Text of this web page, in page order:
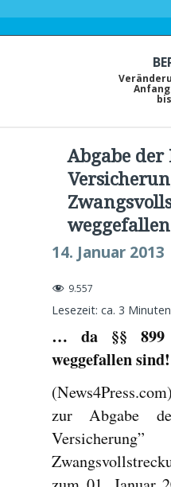
Abgabe
14. Januar 2013
9.557
Lesezeit: ca. 3 Minuten
… da §§ 899
weggefallen sind!
zur Abgabe